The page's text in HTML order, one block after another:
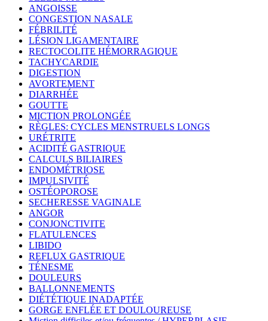
ANGOISSE
CONGESTION NASALE
FÉBRILITÉ
LÉSION LIGAMENTAIRE
RECTOCOLITE HÉMORRAGIQUE
TACHYCARDIE
DIGESTION
AVORTEMENT
DIARRHÉE
GOUTTE
MICTION PROLONGÉE
RÈGLES: CYCLES MENSTRUELS LONGS
URÉTRITE
ACIDITÉ GASTRIQUE
CALCULS BILIAIRES
ENDOMÉTRIOSE
IMPULSIVITÉ
OSTÉOPOROSE
SECHERESSE VAGINALE
ANGOR
CONJONCTIVITE
FLATULENCES
LIBIDO
REFLUX GASTRIQUE
TÉNESME
DOULEURS
BALLONNEMENTS
DIÉTÉTIQUE INADAPTÉE
GORGE ENFLÉE ET DOULOUREUSE